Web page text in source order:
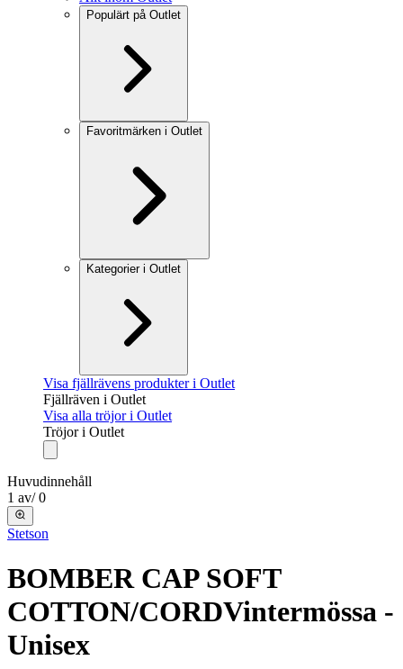
Populärt på Outlet
Favoritmärken i Outlet
Kategorier i Outlet
Visa fjällrävens produkter i Outlet
Fjällräven i Outlet
Visa alla tröjor i Outlet
Tröjor i Outlet
Huvudinnehåll
1 av/ 0
Stetson
BOMBER CAP SOFT
COTTON/CORDVintermössa -
Unisex